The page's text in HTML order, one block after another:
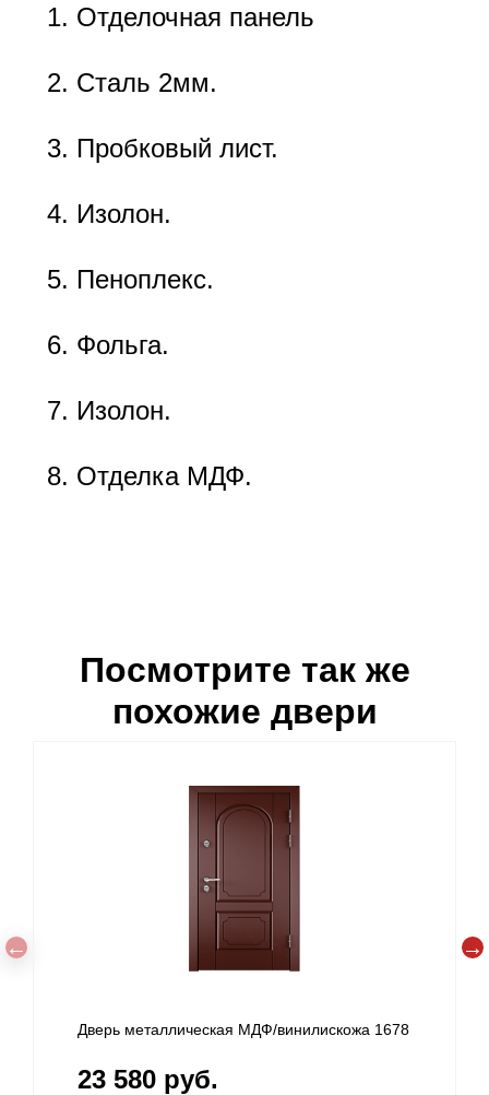
Отделочная панель
Сталь 2мм.
Пробковый лист.
Изолон.
Пеноплекс.
Фольга.
Изолон.
Отделка МДФ.
Посмотрите так же
похожие двери
Дверь металлическая МДФ/винилискожа 1678
23 580 руб.